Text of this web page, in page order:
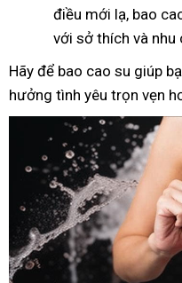
điều mới lạ, bao
với sở thích và nhu
Hãy để bao cao su giúp
hưởng tình yêu trọn vẹn